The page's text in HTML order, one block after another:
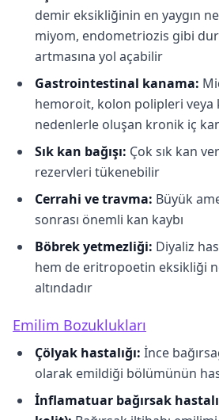
demir eksikliğinin en yaygın
miyom, endometriozis gibi
artmasına yol açabilir
Gastrointestinal kanama:
hemoroit, kolon polipleri veya
nedenlerle oluşan kronik iç
Sık kan bağışı: Çok sık kan
rezervleri tükenebilir
Cerrahi ve travma: Büyük
sonrası önemli kan kaybı
Böbrek yetmezliği: Diyaliz
hem de eritropoetin eksikliği
altındadır
Emilim Bozuklukları
Çölyak hastalığı: İnce
olarak emildiği bölümünün
İnflamatuar bağırsak